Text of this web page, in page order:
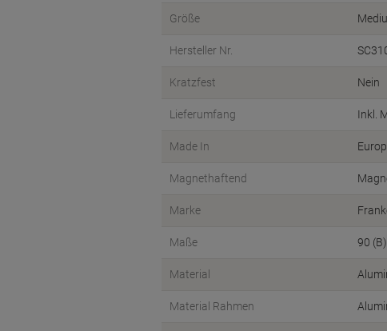
Größe
Hersteller Nr.
Kratzfest Nein
Lieferumfang Inkl.
Made In
Magnethaftend
Marke
Maße 90
Material
Material Rahmen